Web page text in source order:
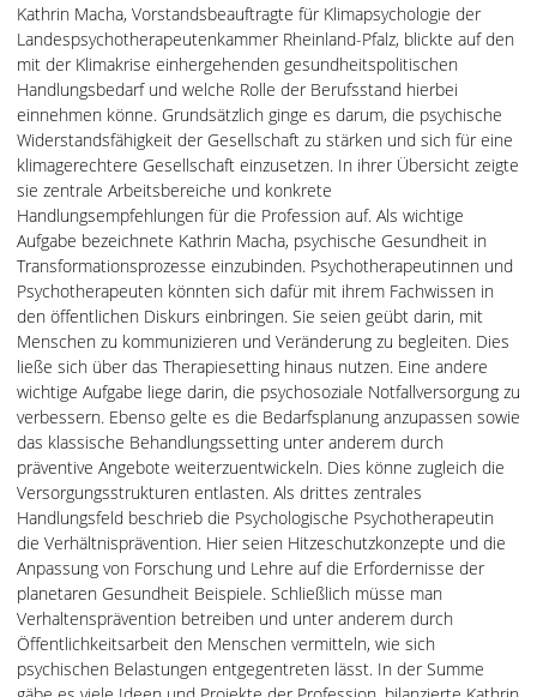
Kathrin Macha, Vorstandsbeauftragte für Klimapsychologie der
Landespsychotherapeutenkammer Rheinland-Pfalz, blickte auf den
mit der Klimakrise einhergehenden gesundheitspolitischen
Handlungsbedarf und welche Rolle der Berufsstand hierbei
einnehmen könne. Grundsätzlich ginge es darum, die psychische
Widerstandsfähigkeit der Gesellschaft zu stärken und sich für eine
klimagerechtere Gesellschaft einzusetzen. In ihrer Übersicht zeigte
sie zentrale Arbeitsbereiche und konkrete
Handlungsempfehlungen für die Profession auf. Als wichtige
Aufgabe bezeichnete Kathrin Macha, psychische Gesundheit in
Transformationsprozesse einzubinden. Psychotherapeutinnen und
Psychotherapeuten könnten sich dafür mit ihrem Fachwissen in
den öffentlichen Diskurs einbringen. Sie seien geübt darin, mit
Menschen zu kommunizieren und Veränderung zu begleiten. Dies
ließe sich über das Therapiesetting hinaus nutzen. Eine andere
wichtige Aufgabe liege darin, die psychosoziale Notfallversorgung zu
verbessern. Ebenso gelte es die Bedarfsplanung anzupassen sowie
das klassische Behandlungssetting unter anderem durch
präventive Angebote weiterzuentwickeln. Dies könne zugleich die
Versorgungsstrukturen entlasten. Als drittes zentrales
Handlungsfeld beschrieb die Psychologische Psychotherapeutin
die Verhältnisprävention. Hier seien Hitzeschutzkonzepte und die
Anpassung von Forschung und Lehre auf die Erfordernisse der
planetaren Gesundheit Beispiele. Schließlich müsse man
Verhaltensprävention betreiben und unter anderem durch
Öffentlichkeitsarbeit den Menschen vermitteln, wie sich
psychischen Belastungen entgegentreten lässt. In der Summe